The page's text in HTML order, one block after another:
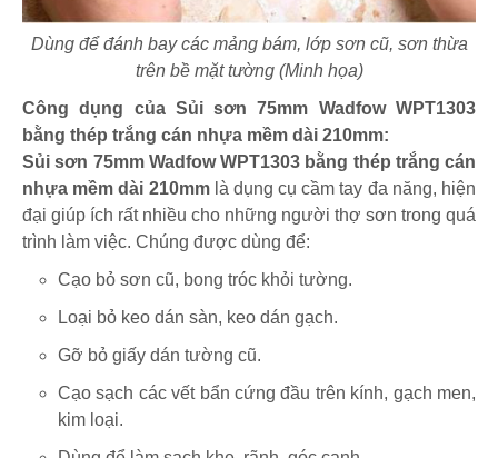
Dùng để đánh bay các mảng bám, lớp sơn cũ, sơn thừa
trên bề mặt tường (Minh họa)
Công dụng của Sủi sơn 75mm Wadfow WPT1303
bằng thép trắng cán nhựa mềm dài 210mm:
Sủi sơn 75mm Wadfow WPT1303 bằng thép trắng cán
nhựa mềm dài 210mm là dụng cụ cầm tay đa năng, hiện
đại giúp ích rất nhiều cho những người thợ sơn trong quá
trình làm việc. Chúng được dùng để:
Cạo bỏ sơn cũ, bong tróc khỏi tường.
Loại bỏ keo dán sàn, keo dán gạch.
Gỡ bỏ giấy dán tường cũ.
Cạo sạch các vết bẩn cứng đầu trên kính, gạch men,
kim loại.